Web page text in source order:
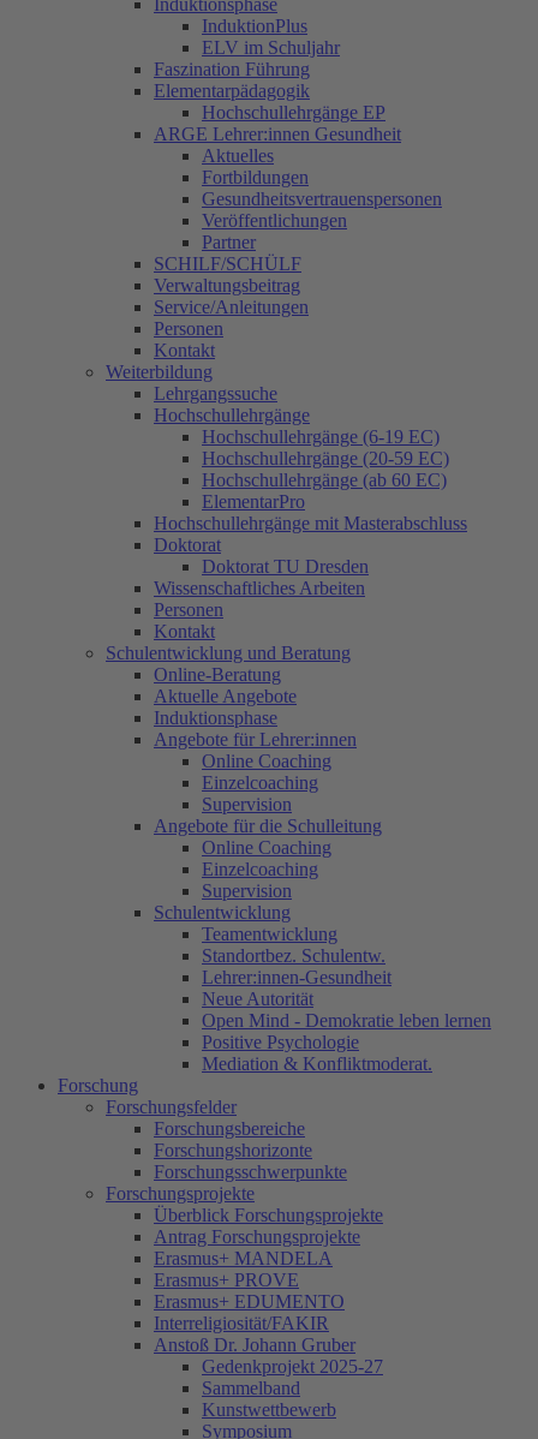
Induktionsphase
InduktionPlus
ELV im Schuljahr
Faszination Führung
Elementarpädagogik
Hochschullehrgänge EP
ARGE Lehrer:innen Gesundheit
Aktuelles
Fortbildungen
Gesundheitsvertrauenspersonen
Veröffentlichungen
Partner
SCHILF/SCHÜLF
Verwaltungsbeitrag
Service/Anleitungen
Personen
Kontakt
Weiterbildung
Lehrgangssuche
Hochschullehrgänge
Hochschullehrgänge (6-19 EC)
Hochschullehrgänge (20-59 EC)
Hochschullehrgänge (ab 60 EC)
ElementarPro
Hochschullehrgänge mit Masterabschluss
Doktorat
Doktorat TU Dresden
Wissenschaftliches Arbeiten
Personen
Kontakt
Schulentwicklung und Beratung
Online-Beratung
Aktuelle Angebote
Induktionsphase
Angebote für Lehrer:innen
Online Coaching
Einzelcoaching
Supervision
Angebote für die Schulleitung
Online Coaching
Einzelcoaching
Supervision
Schulentwicklung
Teamentwicklung
Standortbez. Schulentw.
Lehrer:innen-Gesundheit
Neue Autorität
Open Mind - Demokratie leben lernen
Positive Psychologie
Mediation & Konfliktmoderat.
Forschung
Forschungsfelder
Forschungsbereiche
Forschungshorizonte
Forschungsschwerpunkte
Forschungsprojekte
Überblick Forschungsprojekte
Antrag Forschungsprojekte
Erasmus+ MANDELA
Erasmus+ PROVE
Erasmus+ EDUMENTO
Interreligiosität/FAKIR
Anstoß Dr. Johann Gruber
Gedenkprojekt 2025-27
Sammelband
Kunstwettbewerb
Symposium